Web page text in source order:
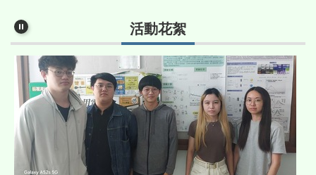
活動花絮